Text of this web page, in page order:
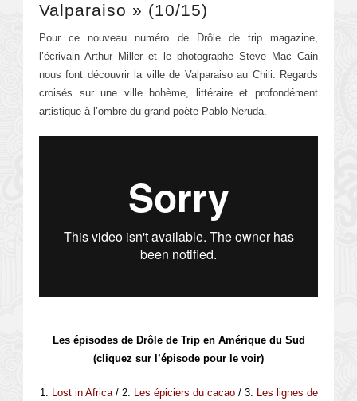
Valparaiso » (10/15)
Pour ce nouveau numéro de Drôle de trip magazine,
l’écrivain Arthur Miller et le photographe Steve Mac Cain
nous font découvrir la ville de Valparaiso au Chili. Regards
croisés sur une ville bohème, littéraire et profondément
artistique à l’ombre du grand poète Pablo Neruda.
Les épisodes de Drôle de Trip en Amérique du Sud
(cliquez sur l’épisode pour le voir)
1. Lost in Africa/ 2. Les épiciers du cacao/ 3.
Les lignes de